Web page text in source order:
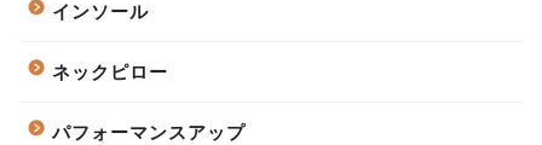
インソール
ネックピロー
パフォーマンスアップ